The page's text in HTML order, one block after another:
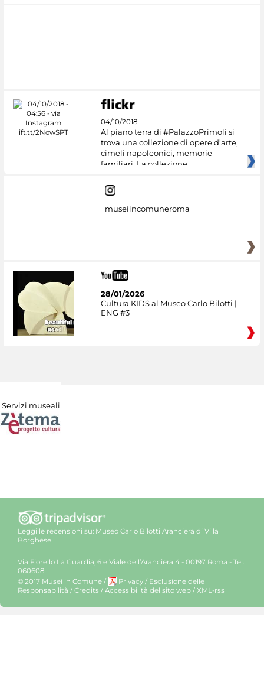
04/10/2018
Al piano terra di #PalazzoPrimoli si
trova una collezione di opere d’arte,
cimeli napoleonici, memorie
familiari. La collezione
museiincomuneroma
28/01/2026
Cultura KIDS al Museo Carlo Bilotti |
ENG #3
Servizi museali
Leggi le recensioni su: Museo Carlo Bilotti Aranciera di Villa
Borghese
Via Fiorello La Guardia, 6 e Viale dell’Aranciera 4 - 00197 Roma - Tel.
060608
© 2017 Musei in Comune / Privacy / Esclusione delle
Responsabilità / Credits / Accessibilità del sito web / XML-rss